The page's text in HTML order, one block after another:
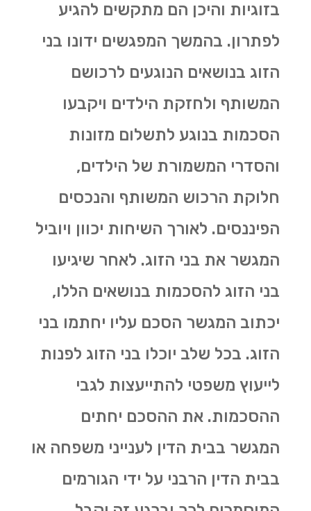
בזוגיות והיכן הם מתקשים להגיע
לפתרון. בהמשך המפגשים ידונו בני
הזוג בנושאים הנוגעים לרכושם
המשותף ולחזקת הילדים ויקבעו
הסכמות בנוגע לתשלום מזונות
והסדרי המשמורת של הילדים,
חלוקת הרכוש המשותף והנכסים
הפיננסים. לאורך השיחות יכוון ויוביל
המגשר את בני הזוג. לאחר שיגיעו
בני הזוג להסכמות בנושאים הללו,
יכתוב המגשר הסכם עליו יחתמו בני
הזוג. בכל שלב יוכלו בני הזוג לפנות
לייעוץ משפטי להתייעצות לגבי
ההסכמות. את ההסכם יחתים
המגשר בבית הדין לענייני משפחה או
בבית הדין הרבני על ידי הגורמים